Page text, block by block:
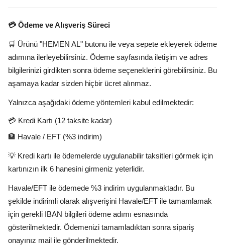
💳 Ödeme ve Alışveriş Süreci
🛒 Ürünü "HEMEN AL" butonu ile veya sepete ekleyerek ödeme
adımına ilerleyebilirsiniz. Ödeme sayfasında iletişim ve adres
bilgilerinizi girdikten sonra ödeme seçeneklerini görebilirsiniz. Bu
aşamaya kadar sizden hiçbir ücret alınmaz.
Yalnızca aşağıdaki ödeme yöntemleri kabul edilmektedir:
💳 Kredi Kartı (12 taksite kadar)
🏦 Havale / EFT (%3 indirim)
💡 Kredi kartı ile ödemelerde uygulanabilir taksitleri görmek için
kartınızın ilk 6 hanesini girmeniz yeterlidir.
Havale/EFT ile ödemede %3 indirim uygulanmaktadır. Bu
şekilde indirimli olarak alışverişini Havale/EFT ile tamamlamak
için gerekli IBAN bilgileri ödeme adımı esnasında
gösterilmektedir. Ödemenizi tamamladıktan sonra sipariş
onayınız mail ile gönderilmektedir.